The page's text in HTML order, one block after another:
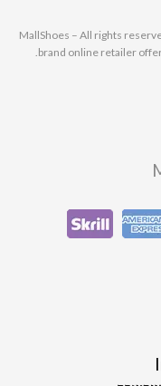
© 2025 MallShoes – All rights
brand online retailer